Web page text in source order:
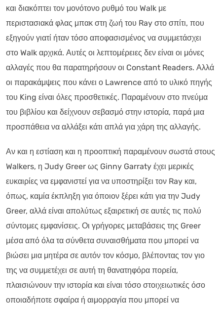
και διακόπτει τον μονότονο ρυθμό του Walk με
περιστασιακά φλας μπακ στη ζωή του Ray στο σπίτι, που
εξηγούν γιατί ήταν τόσο αποφασισμένος να συμμετάσχει
στο Walk αρχικά. Αυτές οι λεπτομέρειες δεν είναι οι μόνες
αλλαγές που θα παρατηρήσουν οι Constant Readers. Αλλά
οι παρακάμψεις που κάνει ο Lawrence από το υλικό πηγής
του King είναι όλες προσθετικές. Παραμένουν στο πνεύμα
του βιβλίου και δείχνουν σεβασμό στην ιστορία, παρά μια
προσπάθεια να αλλάξει κάτι απλά για χάρη της αλλαγής.
Αν και η εστίαση και η προοπτική παραμένουν σωστά στους
Walkers, η Judy Greer ως Ginny Garraty έχει μερικές
ευκαιρίες να εμφανιστεί για να υποστηρίξει τον Ray και,
όπως, καμία έκπληξη για όποιον ξέρει κάτι για την Judy
Greer, αλλά είναι απολύτως εξαιρετική σε αυτές τις πολύ
σύντομες εμφανίσεις. Οι γρήγορες μεταβάσεις της Greer
μέσα από όλα τα σύνθετα συναισθήματα που μπορεί να
βιώσει μια μητέρα σε αυτόν τον κόσμο, βλέποντας τον γιο
της να συμμετέχει σε αυτή τη θανατηφόρα πορεία,
πλαισιώνουν την ιστορία και είναι τόσο στοιχειωτικές όσο
οποιαδήποτε σφαίρα ή αιμορραγία που μπορεί να